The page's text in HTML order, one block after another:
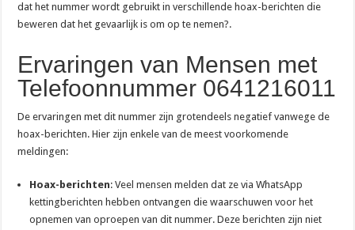
dat het nummer wordt gebruikt in verschillende hoax-berichten die
beweren dat het gevaarlijk is om op te nemen?.
Ervaringen van Mensen met
Telefoonnummer 0641216011
De ervaringen met dit nummer zijn grotendeels negatief vanwege de
hoax-berichten. Hier zijn enkele van de meest voorkomende
meldingen:
Hoax-berichten: Veel mensen melden dat ze via WhatsApp
kettingberichten hebben ontvangen die waarschuwen voor het
opnemen van oproepen van dit nummer. Deze berichten zijn niet